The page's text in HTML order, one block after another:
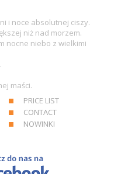
i noce absolutnej ciszy.
niż nad morzem.
nocne niebo z wielkimi
maści.
PRICE LIST
CONTACT
NOWINKI